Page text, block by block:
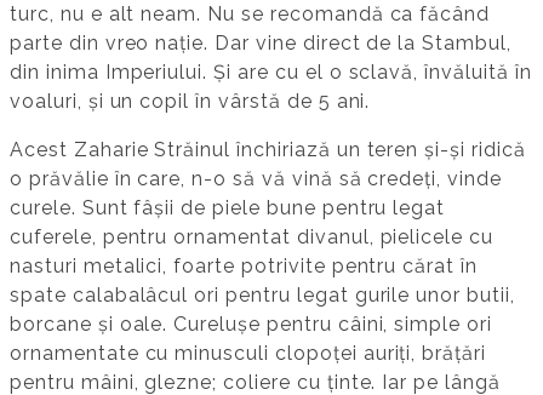
turc, nu e alt neam. Nu se recomandă ca făcând
parte din vreo nație. Dar vine direct de la Stambul,
din inima Imperiului. Și are cu el o sclavă, învăluită în
voaluri, și un copil în vârstă de 5 ani.
Acest Zaharie Străinul închiriază un teren și-și ridică
o prăvălie în care, n-o să vă vină să credeți, vinde
curele. Sunt fâșii de piele bune pentru legat
cuferele, pentru ornamentat divanul, pielicele cu
nasturi metalici, foarte potrivite pentru cărat în
spate calabalâcul ori pentru legat gurile unor butii,
borcane și oale. Curelușe pentru câini, simple ori
ornamentate cu minusculi clopoței auriți, brățări
pentru mâini, glezne; coliere cu ținte. Iar pe lângă